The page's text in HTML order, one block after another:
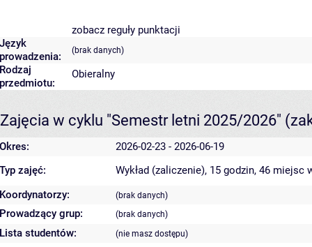
zobacz reguły punktacji
Język
prowadzenia:
(brak danych)
Rodzaj
przedmiotu:
Obieralny
Zajęcia w cyklu "Semestr letni 2025/2026"
Okres:
2026-02-23 - 2026-06-19
Typ zajęć:
Wykład (zaliczenie), 15 godzin, 46 miejsc
Koordynatorzy:
(brak danych)
Prowadzący grup: (brak danych)
Lista studentów: (nie masz dostępu)